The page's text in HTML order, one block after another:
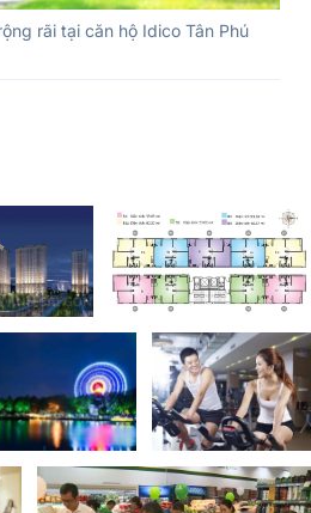
rãi tại căn hộ Idico Tân Phú